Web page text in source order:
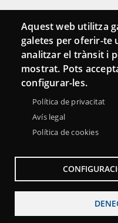
Conecta
Contacto
Hemeroteca
Aquest web utilitza
galetes per oferir-te
analitzar el trànsit i
mostrat. Pots
configurar-les.
Política de privacitat
Avís legal
Política de cookies